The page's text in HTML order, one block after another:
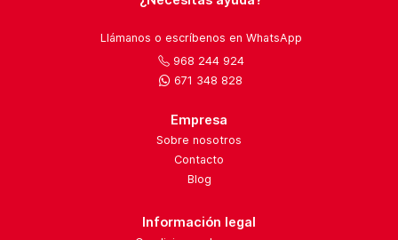
Llámanos o escríbenos en WhatsApp
968 244 924
671 348 828
Empresa
Sobre nosotros
Contacto
Blog
Información legal